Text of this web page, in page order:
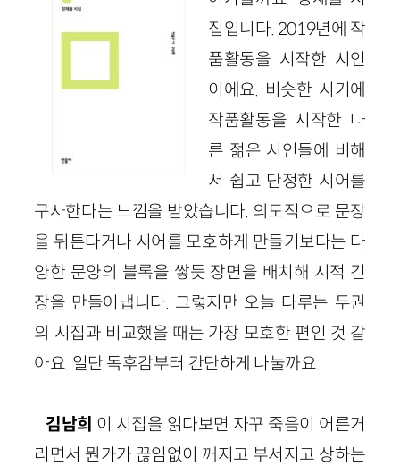
집입니다. 2019년에 작
품활동을 시작한 시인
이에요. 비슷한 시기에
작품활동을 시작한 다
른 젊은 시인들에 비해
서 쉽고 단정한 시어를
구사한다는 느낌을 받았습니다. 의도적으로 문장
을 뒤튼다거나 시어를 모호하게 만들기보다는 다
양한 문양의 블록을 쌓듯 장면을 배치해 시적 긴
장을 만들어냅니다. 그렇지만 오늘 다루는 두권
의 시집과 비교했을 때는 가장 모호한 편인 것 같
아요. 일단 독후감부터 간단하게 나눌까요.
김남희 이 시집을 읽다보면 자꾸 죽음이 어른거
리면서 뭔가가 끊임없이 깨지고 부서지고 상하는